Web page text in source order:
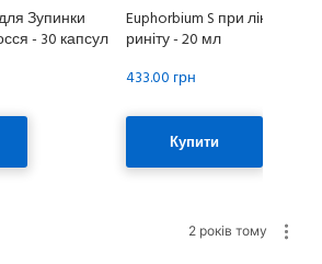
Зупинки
- 30 капсул
Euphorbium S при лікуванні
риніту - 20 мл
433.00 грн
Купити
2 років тому